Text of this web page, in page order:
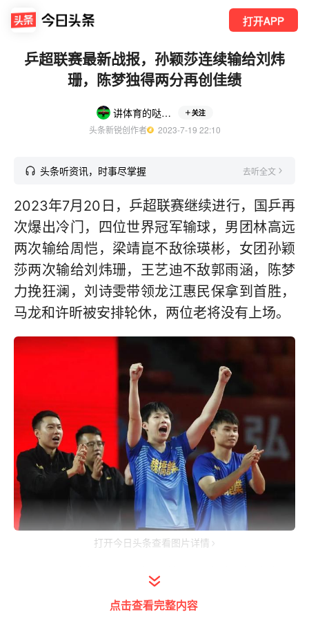
打开APP
乒超联赛最新战报，孙颖莎连续输给刘炜
珊，陈梦独得两分再创佳绩
讲体育的哒哒君来了 关注
头条新锐创作者
  2023-7-19 22:10
头条听资讯，时事尽掌握 去听全文
2023年7月20日，乒超联赛继续进行，国乒再
次爆出冷门，四位世界冠军输球，男团林高远
两次输给周恺，梁靖崑不敌徐瑛彬，女团孙颖
莎两次输给刘炜珊，王艺迪不敌郭雨涵，陈梦
力挽狂澜，刘诗雯带领龙江惠民保拿到首胜，
马龙和许昕被安排轮休，两位老将没有上场。
打开今日头条查看图片详情
男团山东魏桥3-2山东鲁能，七轮比赛结束保
持全胜，马龙缺席闫安首次登场，王楚钦/周启
点击查看完整内容